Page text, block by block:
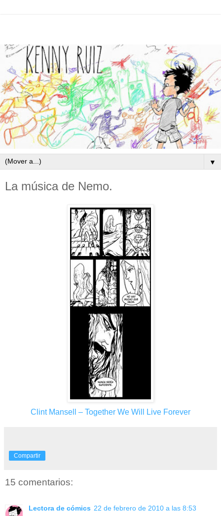
▼
La música de Nemo.
Clint Mansell – Together We Will Live Forever
Compartir
15 comentarios:
Lectora de cómics 22 de febrero de 2010 a las 8:53